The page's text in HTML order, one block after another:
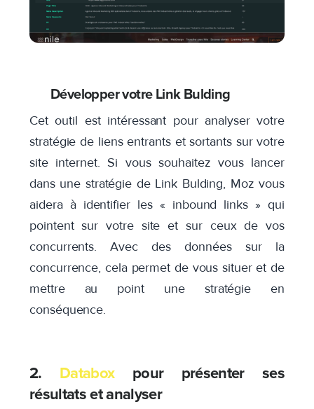
Développer votre Link Bulding
Cet outil est intéressant pour analyser votre
stratégie de liens entrants et sortants sur votre
site internet. Si vous souhaitez vous lancer
dans une stratégie de Link Bulding, Moz vous
aidera à identifier les « inbound links » qui
pointent sur votre site et sur ceux de vos
concurrents. Avec des données sur la
concurrence, cela permet de vous situer et de
mettre au point une stratégie en
conséquence.
2. Databoxpour présenter ses
résultats et analyser